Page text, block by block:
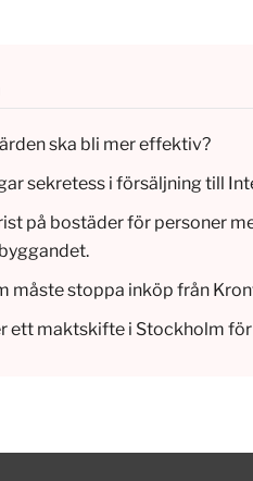
ska bli mer effektiv?
sekretess i försäljning till
på bostäder för personer
måste stoppa inköp från
ett maktskifte i Stockholm